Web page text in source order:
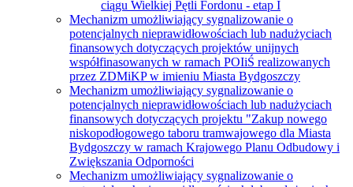
ciągu Wielkiej Pętli Fordonu - etap I
Mechanizm umożliwiający sygnalizowanie o
potencjalnych nieprawidłowościach lub nadużyciach
finansowych dotyczących projektów unijnych
współfinasowanych w ramach POIiŚ realizowanych
przez ZDMiKP w imieniu Miasta Bydgoszczy
Mechanizm umożliwiający sygnalizowanie o
potencjalnych nieprawidłowościach lub nadużyciach
finansowych dotyczących projektu "Zakup nowego
niskopodłogowego taboru tramwajowego dla Miasta
Bydgoszczy w ramach Krajowego Planu Odbudowy i
Zwiększania Odporności
Mechanizm umożliwiający sygnalizowanie o